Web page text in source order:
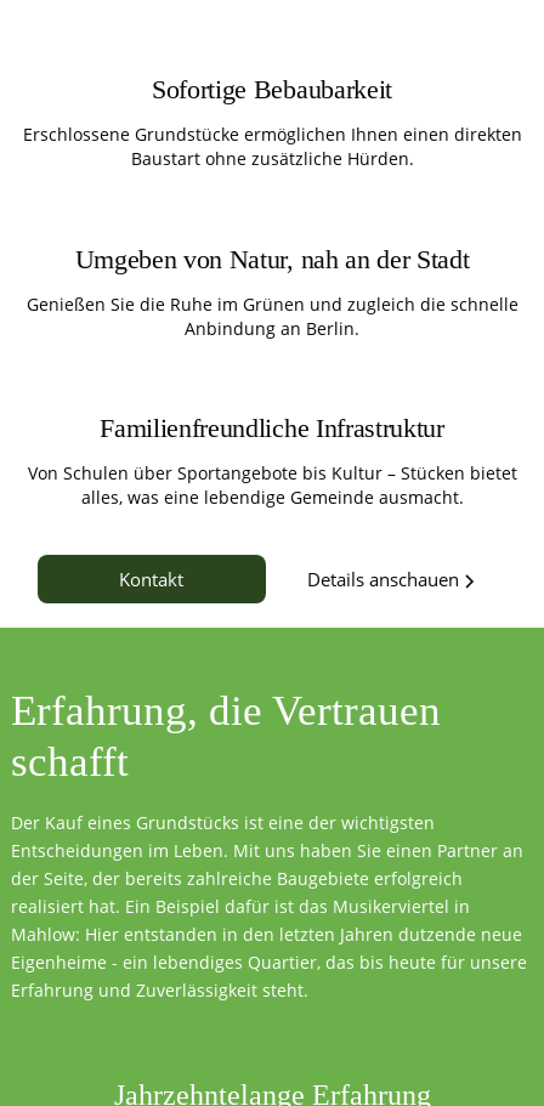
Sofortige Bebaubarkeit
Erschlossene Grundstücke ermöglichen Ihnen einen direkten
Baustart ohne zusätzliche Hürden.
Umgeben von Natur, nah an der Stadt
Genießen Sie die Ruhe im Grünen und zugleich die schnelle
Anbindung an Berlin.
Familienfreundliche Infrastruktur
Von Schulen über Sportangebote bis Kultur – Stücken bietet
alles, was eine lebendige Gemeinde ausmacht.
Kontakt Details anschauen
Erfahrung, die Vertrauen
schafft
Der Kauf eines Grundstücks ist eine der wichtigsten
Entscheidungen im Leben. Mit uns haben Sie einen Partner an
der Seite, der bereits zahlreiche Baugebiete erfolgreich
realisiert hat. Ein Beispiel dafür ist das Musikerviertel in
Mahlow: Hier entstanden in den letzten Jahren dutzende neue
Eigenheime - ein lebendiges Quartier, das bis heute für unsere
Erfahrung und Zuverlässigkeit steht.
Jahrzehntelange Erfahrung